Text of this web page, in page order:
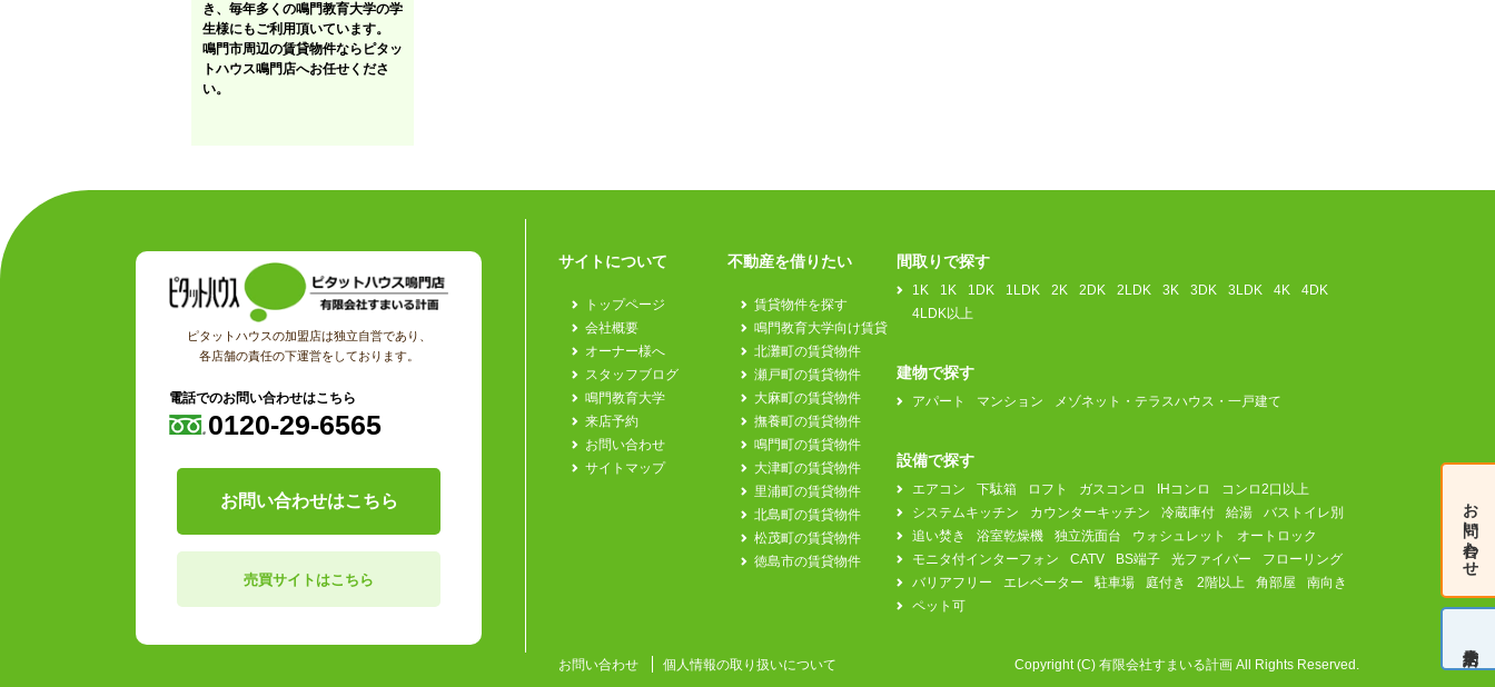
お問い合わせ
き、毎年多くの鳴門教育大学の学
生様にもご利用頂いています。
鳴門市周辺の賃貸物件ならピタッ
トハウス鳴門店へお任せくださ
い。
ピタットハウスの加盟店は独立自営であり、
各店舗の責任の下運営をしております。
電話でのお問い合わせはこちら
0120-29-6565
お問い合わせはこちら
売買サイトはこちら
サイトについて
トップページ
会社概要
オーナー様へ
スタッフブログ
鳴門教育大学
来店予約
お問い合わせ
サイトマップ
不動産を借りたい
賃貸物件を探す
鳴門教育大学向け賃貸
北灘町の賃貸物件
瀬戸町の賃貸物件
大麻町の賃貸物件
撫養町の賃貸物件
鳴門町の賃貸物件
大津町の賃貸物件
里浦町の賃貸物件
北島町の賃貸物件
松茂町の賃貸物件
徳島市の賃貸物件
間取りで探す
1K 1K 1DK 1LDK 2K 2DK 2LDK 3K 3DK 3LDK 4K
4DK
4LDK以上
建物で探す
アパート マンション メゾネット・テラスハウス・一戸建て
設備で探す
エアコン 下駄箱 ロフト ガスコンロ IHコンロ
コンロ2口以上
システムキッチン
カウンターキッチン 冷蔵庫付 給湯
バストイレ別
追い焚き
浴室乾燥機 独立洗面台 ウォシュレット
オートロック
モニタ付インターフォン
CATV BS端子 光ファイバー
フローリング
バリアフリー
エレベーター 駐車場 庭付き 2階以上 角部屋
南向き
ペット可
お問い合わせ 個人情報の取り扱いについて Copyright (C) 有限会社すまいる計画 All Rights Reserved.